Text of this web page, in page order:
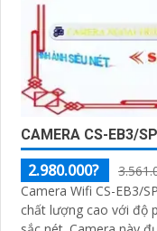
CAMERA CS-EB3/
2.980.000?
Camera Wifi CS-EB3/
chất lượng cao với độ